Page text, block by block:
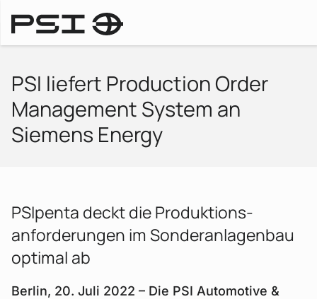
PSI liefert Production Order
Management System an
Siemens Energy
PSIpenta deckt die Produktions­
anforderungen im Sonderanla­gen­bau
optimal ab
Berlin, 20. Juli 2022 – Die PSI Automotive &